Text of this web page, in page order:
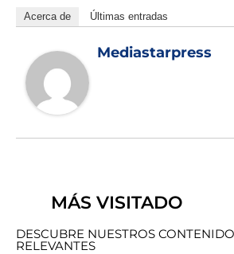
Acerca de Últimas entradas
Mediastarpress
MÁS VISITADO
DESCUBRE NUESTROS
RELEVANTES